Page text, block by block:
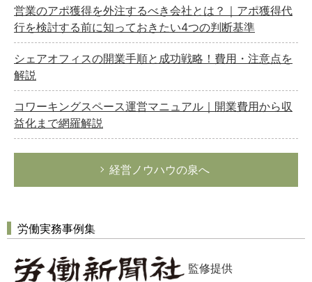
営業のアポ獲得を外注するべき会社とは？｜アポ獲得代
行を検討する前に知っておきたい4つの判断基準
シェアオフィスの開業手順と成功戦略！費用・注意点を
解説
コワーキングスペース運営マニュアル｜開業費用から収
益化まで網羅解説
経営ノウハウの泉へ
労働実務事例集
監修提供